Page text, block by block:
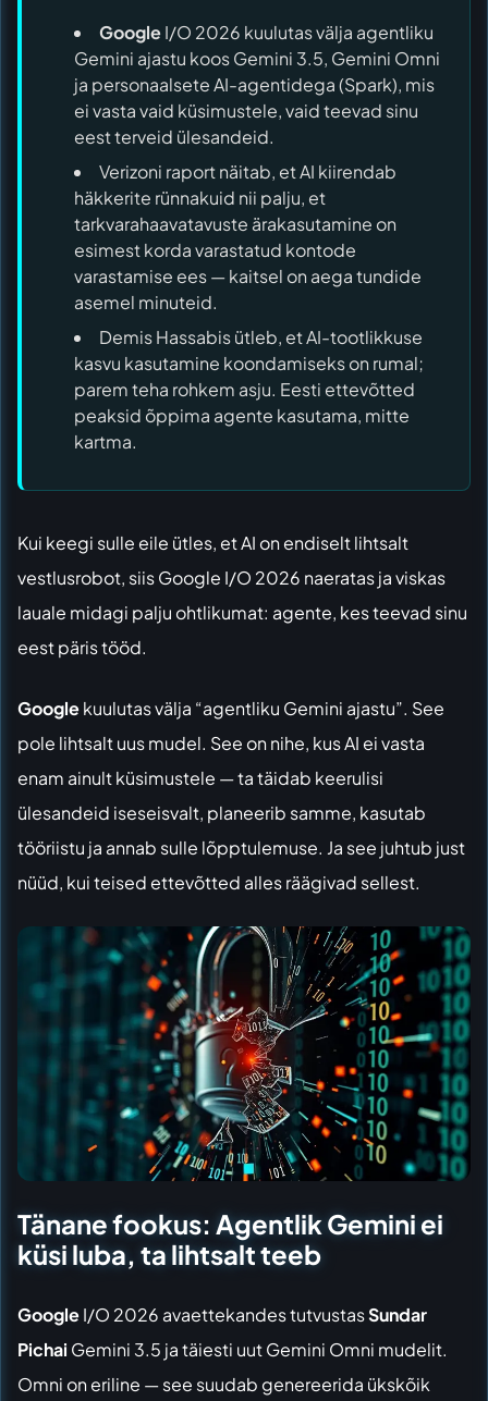
GoogleI/O 2026 kuulutas välja agentliku
Gemini ajastu koos Gemini 3.5, Gemini Omni
ja personaalsete AI-agentidega (Spark), mis
ei vasta vaid küsimustele, vaid teevad sinu
eest terveid ülesandeid.
Verizoni raport näitab, et AI kiirendab
häkkerite rünnakuid nii palju, et
tarkvarahaavatavuste ärakasutamine on
esimest korda varastatud kontode
varastamise ees — kaitsel on aega tundide
asemel minuteid.
Demis Hassabis ütleb, et AI-tootlikkuse
kasvu kasutamine koondamiseks on rumal;
parem teha rohkem asju. Eesti ettevõtted
peaksid õppima agente kasutama, mitte
kartma.
Kui keegi sulle eile ütles, et AI on endiselt lihtsalt
vestlusrobot, siis Google I/O 2026 naeratas ja viskas
lauale midagi palju ohtlikumat: agente, kes teevad sinu
eest päris tööd.
Googlekuulutas välja “agentliku Gemini ajastu”. See
pole lihtsalt uus mudel. See on nihe, kus AI ei vasta
enam ainult küsimustele — ta täidab keerulisi
ülesandeid iseseisvalt, planeerib samme, kasutab
tööriistu ja annab sulle lõpptulemuse. Ja see juhtub just
nüüd, kui teised ettevõtted alles räägivad sellest.
Tänane fookus: Agentlik Gemini ei
küsi luba, ta lihtsalt teeb
GoogleI/O 2026 avaettekandes tutvustasSundar
Pichai Gemini 3.5 ja täiesti uut Gemini Omni mudelit.
Omni on eriline — see suudab genereerida ükskõik